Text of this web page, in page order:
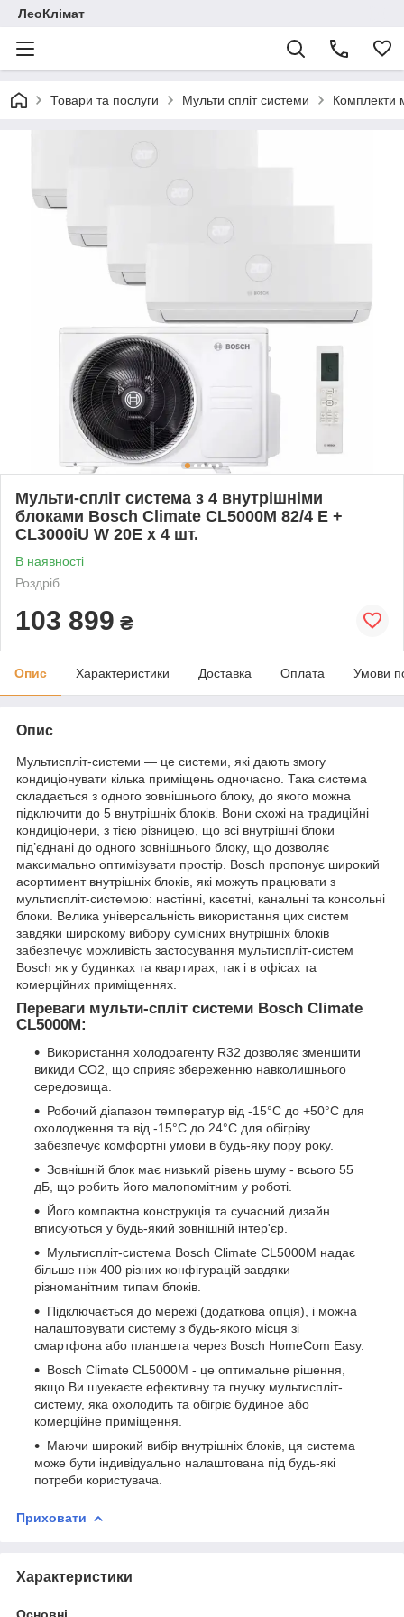
ЛеоКлімат
Товари та послуги Мульти спліт системи Комплекти
Мульти-спліт система з 4 внутрішніми
блоками Bosch Climate CL5000M 82/4 E +
CL3000iU W 20E x 4 шт.
В наявності
Роздріб
103 899 ₴
Опис Характеристики Доставка Оплата Умови
Опис
Мультиспліт-системи — це системи, які дають змогу
кондиціонувати кілька приміщень одночасно. Така система
складається з одного зовнішнього блоку, до якого можна
підключити до 5 внутрішніх блоків. Вони схожі на традиційні
кондиціонери, з тією різницею, що всі внутрішні блоки
під’єднані до одного зовнішнього блоку, що дозволяє
максимально оптимізувати простір. Bosch пропонує широкий
асортимент внутрішніх блоків, які можуть працювати з
мультиспліт-системою: настінні, касетні, канальні та консольні
блоки. Велика універсальність використання цих систем
завдяки широкому вибору сумісних внутрішніх блоків
забезпечує можливість застосування мультиспліт-систем
Bosch як у будинках та квартирах, так і в офісах та
комерційних приміщеннях.
Переваги мульти-спліт системи Bosch Climate
CL5000M:
Використання холодоагенту R32 дозволяє зменшити
викиди CO2, що сприяє збереженню навколишнього
середовища.
Робочий діапазон температур від -15°C до +50°C для
охолодження та від -15°C до 24°C для обігріву
забезпечує комфортні умови в будь-яку пору року.
Зовнішній блок має низький рівень шуму - всього 55
дБ, що робить його малопомітним у роботі.
Його компактна конструкція та сучасний дизайн
вписуються у будь-який зовнішній інтер'єр.
Мультиспліт-система Bosch Climate CL5000M надає
більше ніж 400 різних конфігурацій завдяки
різноманітним типам блоків.
Підключається до мережі (додаткова опція), і можна
налаштовувати систему з будь-якого місця зі
смартфона або планшета через Bosch HomeCom Easy.
Bosch Climate CL5000M - це оптимальне рішення,
якщо Ви шуекаєте ефективну та гнучку мультиспліт-
систему, яка охолодить та обігріє будиное або
комерційне приміщення.
Маючи широкий вибір внутрішніх блоків, ця система
може бути індивідуально налаштована під будь-які
потреби користувача.
Приховати
Характеристики
Основні